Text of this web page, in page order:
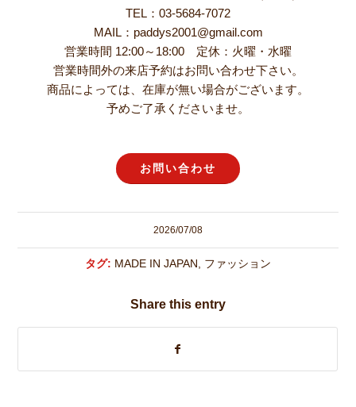
TEL：03-5684-7072
MAIL：paddys2001@gmail.com
営業時間 12:00～18:00 定休：火曜・水曜
営業時間外の来店予約はお問い合わせ下さい。
商品によっては、在庫が無い場合がございます。
予めご了承くださいませ。
お問い合わせ
2026/07/08
タグ: MADE IN JAPAN , ファッション
Share this entry